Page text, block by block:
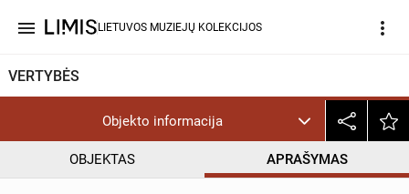
menu LIETUVOS MUZIEJŲ KOLEKCIJOS more_vert
VERTYBĖS
Objekto informacija
OBJEKTAS APRAŠYMAS